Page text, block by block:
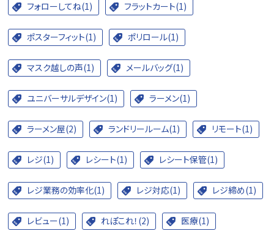
フォローしてね(1) フラットカート(1)
ポスターフィット(1) ポリロール(1)
マスク越しの声(1) メールバッグ(1)
ユニバーサルデザイン(1) ラーメン(1)
ラーメン屋(2) ランドリールーム(1) リモート(1)
レジ(1) レシート(1) レシート保管(1)
レジ業務の効率化(1) レジ対応(1) レジ締め(1)
レビュー(1) れぽこれ！(2) 医療(1)